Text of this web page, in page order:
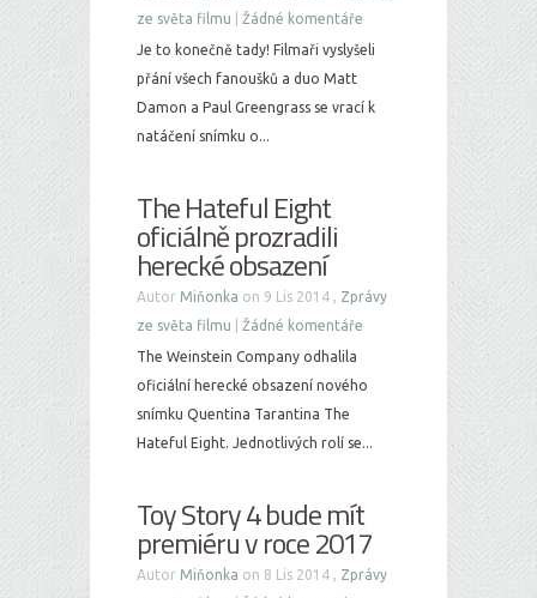
ze světa filmu
Žádné komentáře
Je to konečně tady! Filmaři vyslyšeli
přání všech fanoušků a duo Matt
Damon a Paul Greengrass se vrací k
natáčení snímku o...
The Hateful Eight
oficiálně prozradili
herecké obsazení
Autor Miňonka on 9 Lis 2014 , Zprávy
ze světa filmu
Žádné komentáře
The Weinstein Company odhalila
oficiální herecké obsazení nového
snímku Quentina Tarantina The
Hateful Eight. Jednotlivých rolí se...
Toy Story 4 bude mít
premiéru v roce 2017
Autor Miňonka on 8 Lis 2014 , Zprávy